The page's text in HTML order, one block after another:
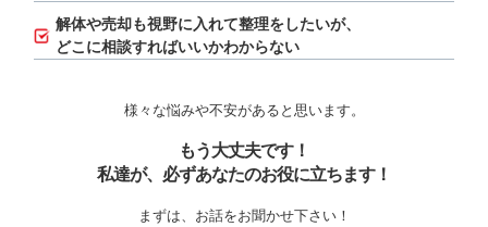
解体や売却も視野に入れて整理をしたいが、
どこに相談すればいいかわからない
様々な悩みや不安があると思います。
もう大丈夫です！
私達が、必ずあなたのお役に立ちます！
まずは、お話をお聞かせ下さい！